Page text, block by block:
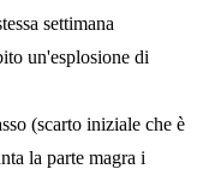
settimana
un'esplosione di
(scarto iniziale che è
la parte magra i